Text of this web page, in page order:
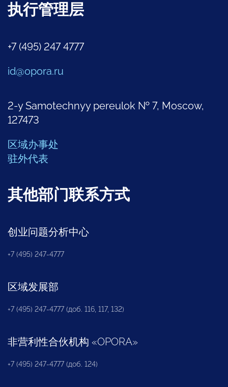
执行管理层
+7 (495) 247 4777
id@opora.ru
2-y Samotechnyy pereulok № 7, Moscow,
127473
区域办事处
驻外代表
其他部门联系方式
创业问题分析中心
+7 (495) 247-4777
区域发展部
+7 (495) 247-4777 (доб. 116, 117, 132)
非营利性合伙机构 «OPORA»
+7 (495) 247-4777 (доб. 124)